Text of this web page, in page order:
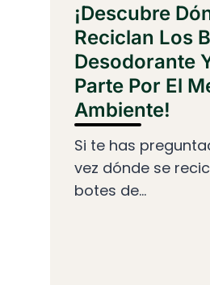
¡Descubre
Reciclan Los
Desodorante
Parte Por El
Ambiente!
Si te has
vez dónde se
botes de...